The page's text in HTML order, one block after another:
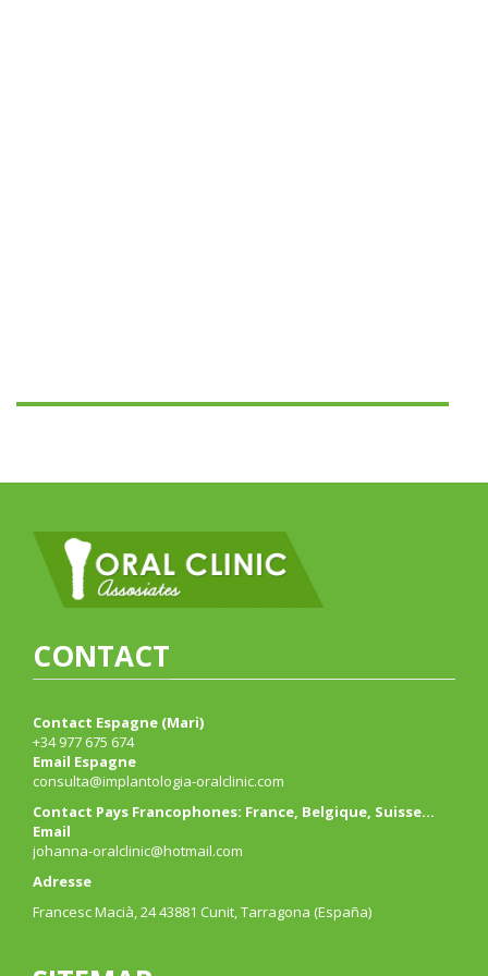
CONTACT
Contact Espagne (Mari)
+34 977 675 674
Email Espagne
consulta@implantologia-oralclinic.com
Contact Pays Francophones: France, Belgique, Suisse…
Email
johanna-oralclinic@hotmail.com
Adresse
Francesc Macià, 24 43881 Cunit, Tarragona (España)